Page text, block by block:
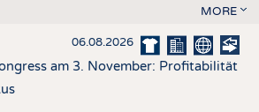
MORE
06.08.2026
am 3. November: Profitabilität